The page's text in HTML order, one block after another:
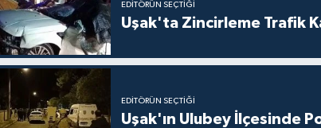
EDITÖRÜN SEÇTIĞI
Uşak'ta Zincirleme Trafik
EDITÖRÜN SEÇTIĞI
Uşak'ın Ulubey İlçesinde